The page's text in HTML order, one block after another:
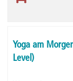
Yoga am
Level)